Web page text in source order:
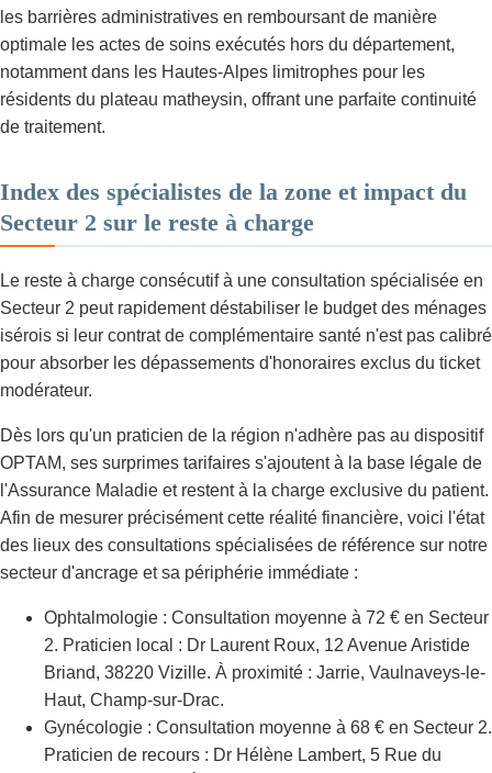
les barrières administratives en remboursant de manière
optimale les actes de soins exécutés hors du département,
notamment dans les Hautes-Alpes limitrophes pour les
résidents du plateau matheysin, offrant une parfaite continuité
de traitement.
Index des spécialistes de la zone et impact du
Secteur 2 sur le reste à charge
Le reste à charge consécutif à une consultation spécialisée en
Secteur 2 peut rapidement déstabiliser le budget des ménages
isérois si leur contrat de complémentaire santé n'est pas calibré
pour absorber les dépassements d'honoraires exclus du ticket
modérateur.
Dès lors qu'un praticien de la région n'adhère pas au dispositif
OPTAM, ses surprimes tarifaires s'ajoutent à la base légale de
l'Assurance Maladie et restent à la charge exclusive du patient.
Afin de mesurer précisément cette réalité financière, voici l'état
des lieux des consultations spécialisées de référence sur notre
secteur d'ancrage et sa périphérie immédiate :
Ophtalmologie : Consultation moyenne à 72 € en Secteur
2. Praticien local : Dr Laurent Roux, 12 Avenue Aristide
Briand, 38220 Vizille. À proximité : Jarrie, Vaulnaveys-le-
Haut, Champ-sur-Drac.
Gynécologie : Consultation moyenne à 68 € en Secteur 2.
Praticien de recours : Dr Hélène Lambert, 5 Rue du